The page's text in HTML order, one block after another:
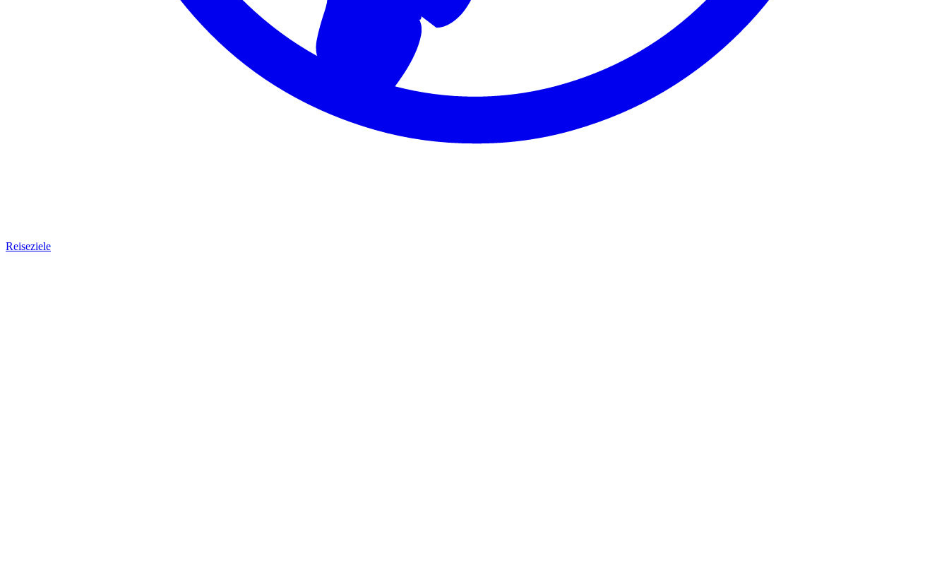
Reiseziele